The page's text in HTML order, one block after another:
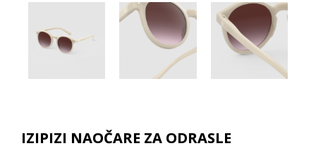
IZIPIZI NAOČARE ZA ODRASLE